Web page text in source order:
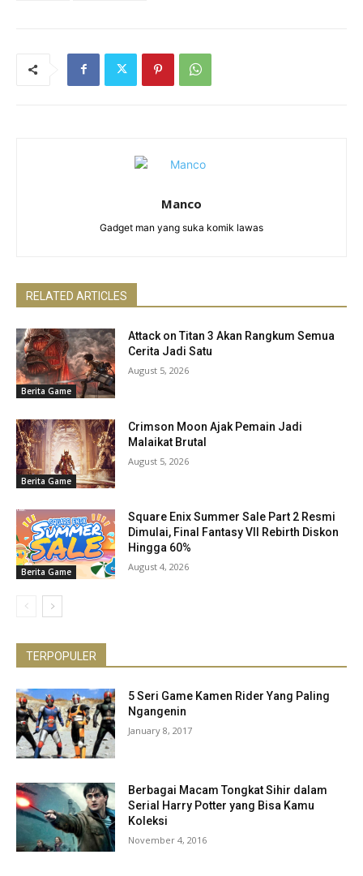
Manco
Gadget man yang suka komik lawas
RELATED ARTICLES
Berita Game
Attack on Titan 3 Akan Rangkum Semua
Cerita Jadi Satu
August 5, 2026
Berita Game
Crimson Moon Ajak Pemain Jadi
Malaikat Brutal
August 5, 2026
Berita Game
Square Enix Summer Sale Part 2 Resmi
Dimulai, Final Fantasy VII Rebirth Diskon
Hingga 60%
August 4, 2026
TERPOPULER
5 Seri Game Kamen Rider Yang Paling
Ngangenin
January 8, 2017
Berbagai Macam Tongkat Sihir dalam
Serial Harry Potter yang Bisa Kamu
Koleksi
November 4, 2016